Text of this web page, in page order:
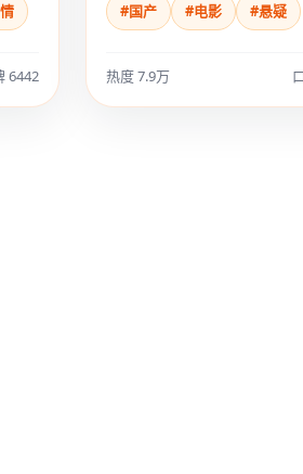
6442
#国产 #电影 #悬疑
热度 7.9万